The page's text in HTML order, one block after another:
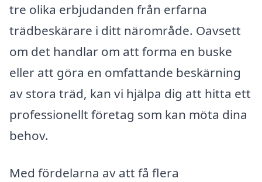
tre olika erbjudanden från erfarna
trädbeskärare i ditt närområde. Oavsett
om det handlar om att forma en buske
eller att göra en omfattande beskärning
av stora träd, kan vi hjälpa dig att hitta ett
professionellt företag som kan möta dina
behov.
Med fördelarna av att få flera